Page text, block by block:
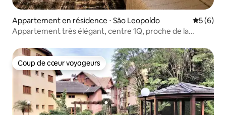
Appartement en résidence ⋅ São Leopoldo
5 (6)
Appartement très élégant, centre 1Q, proche de la
Coup de cœur voyageurs
Coup de cœur voyageurs